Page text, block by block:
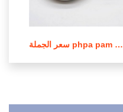
سعر الجملة phpa pam بولي أكريلاميد في لبنان